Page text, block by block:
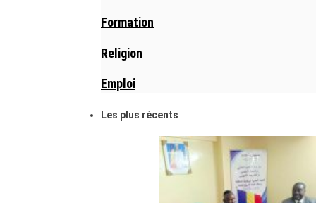
Formation
Religion
Emploi
Les plus récents